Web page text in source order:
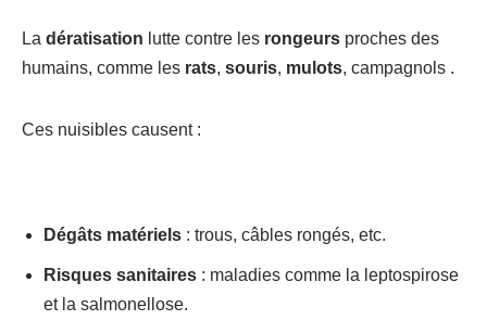
La dératisation lutte contre les rongeurs proches des
humains, comme les rats, souris, mulots, campagnols .
Ces nuisibles causent :
Dégâts matériels : trous, câbles rongés, etc.
Risques sanitaires : maladies comme la leptospirose
et la salmonellose.